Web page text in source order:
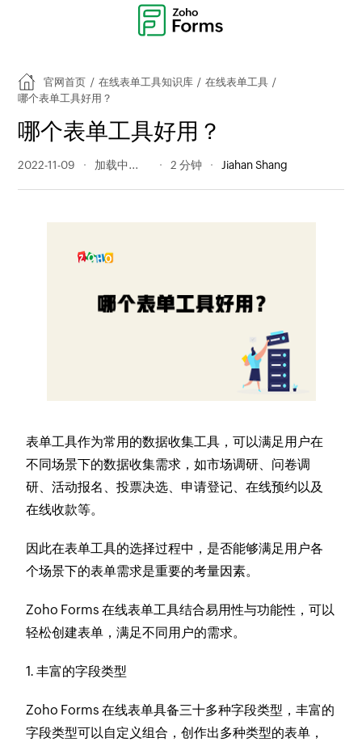
官网首页 / 在线表单工具知识库 / 在线表单工具 /
哪个表单工具好用？
哪个表单工具好用？
2022-11-09 365 阅读量 2 分钟 Jiahan Shang
表单工具作为常用的数据收集工具，可以满足用户在
不同场景下的数据收集需求，如市场调研、问卷调
研、活动报名、投票决选、申请登记、在线预约以及
在线收款等。
因此在表单工具的选择过程中，是否能够满足用户各
个场景下的表单需求是重要的考量因素。
Zoho Forms 在线表单工具结合易用性与功能性，可以
轻松创建表单，满足不同用户的需求。
1. 丰富的字段类型
Zoho Forms 在线表单具备三十多种字段类型，丰富的
字段类型可以自定义组合，创作出多种类型的表单，